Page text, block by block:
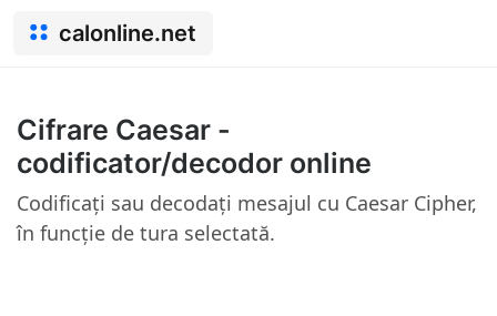
calonline.net
Cifrare Caesar -
codificator/decodor online
Codificați sau decodați mesajul cu Caesar Cipher,
în funcție de tura selectată.